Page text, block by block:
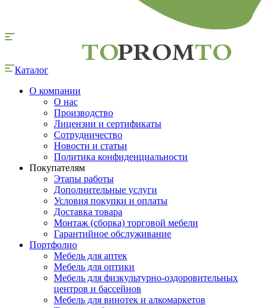
Каталог
О компании
О нас
Производство
Лицензии и сертификаты
Сотрудничество
Новости и статьи
Политика конфиденциальности
Покупателям
Этапы работы
Дополнительные услуги
Условия покупки и оплаты
Доставка товара
Монтаж (сборка) торговой мебели
Гарантийное обслуживание
Портфолио
Мебель для аптек
Мебель для оптики
Мебель для физкультурно-оздоровительных
центров и бассейнов
Мебель для винотек и алкомаркетов